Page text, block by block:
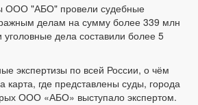
ООО "АБО" провели судебные
делам на сумму более 339 млн
уголовные дела составили более 5
экспертизы по всей России, о чём
карта, где представлены суды, города
ООО «АБО» выступало экспертом.